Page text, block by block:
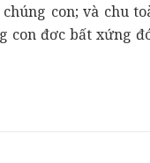
con; và chu
con đơc bất xứng